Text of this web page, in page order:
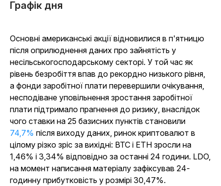
Графік дня
Основні американські акції відновилися в п'ятницю
після оприлюднення даних про зайнятість у
несільськогосподарському секторі. У той час як
рівень безробіття впав до рекордно низького рівня,
а фонди заробітної плати перевершили очікування,
несподіване уповільнення зростання заробітної
плати підтримало прагнення до ризику, внаслідок
чого ставки на 25 базисних пунктів становили
74,7% після виходу даних, ринок криптовалют в
цілому різко зріс за вихідні: BTC і ETH зросли на
1,46% і 3,34% відповідно за останні 24 години. LDO,
на момент написання матеріалу зафіксував 24-
годинну прибутковість у розмірі 30,47%.